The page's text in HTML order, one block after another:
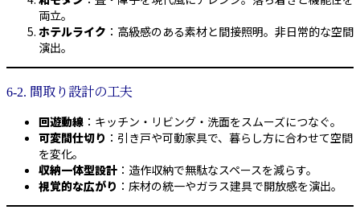
両立。
ホテルライク ：高級感のある素材と間接照明。非日常的な空間
演出。
6-2. 間取り設計の工夫
回遊動線 ：キッチン・リビング・洗面をスムーズにつなぐ。
可変間仕切り ：引き戸や可動家具で、暮らし方に合わせて空間
を変化。
収納一体型設計 ：造作収納で無駄なスペースを減らす。
視覚的な広がり ：床材の統一やガラス建具で開放感を演出。